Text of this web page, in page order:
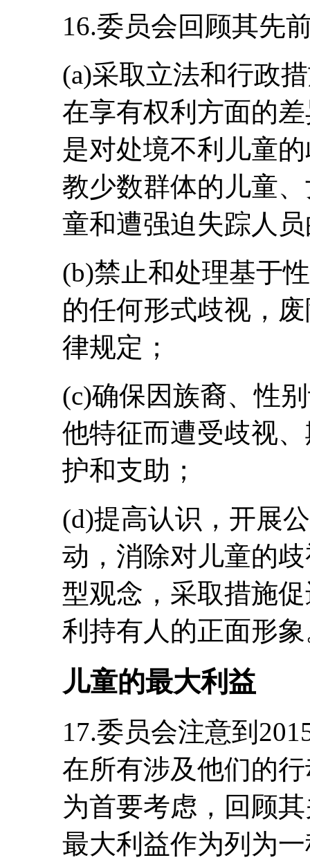
16.委员会回顾其先
(a)采取立法和行政
在享有权利方面的
是对处境不利儿童
教少数群体的儿童
童和遭强迫失踪人
(b)禁止和处理基于
的任何形式歧视，
律规定；
(c)确保因族裔、性
他特征而遭受歧视
护和支助；
(d)提高认识，开展
动，消除对儿童的
型观念，采取措施
利持有人的正面形
儿童的最大利益
17.委员会注意到
在所有涉及他们的
为首要考虑，回顾
最大利益作为列为